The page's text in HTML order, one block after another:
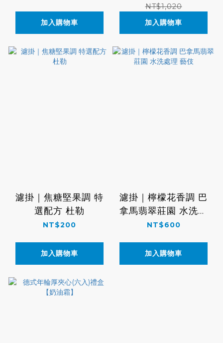
加入購物車
NT$1,020
加入購物車
濾掛｜焦糖堅果調 特
選配方 杜勒
NT$200
加入購物車
濾掛｜檸檬花香調 巴
拿馬翡翠莊園 水洗處
理 藝伎
NT$600
加入購物車